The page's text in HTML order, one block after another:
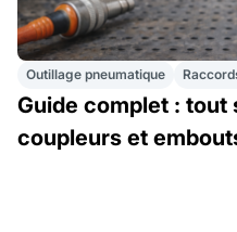
Outillage pneumatique
Guide complet : tout
coupleurs et